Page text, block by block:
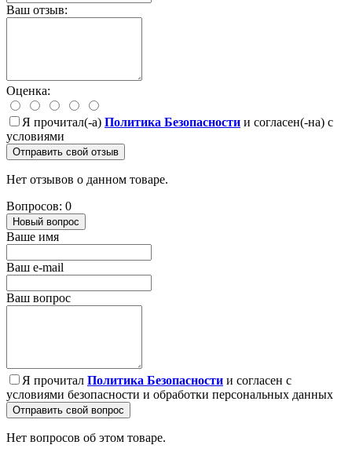
Ваш отзыв:
Оценка:
Я прочитал(-а) Политика Безопасности и согласен(-на) с
условиями
Отправить свой отзыв
Нет отзывов о данном товаре.
Вопросов: 0
Новый вопрос
Ваше имя
Ваш e-mail
Ваш вопрос
Я прочитал Политика Безопасности и согласен с
условиями безопасности и обработки персональных данных
Отправить свой вопрос
Нет вопросов об этом товаре.